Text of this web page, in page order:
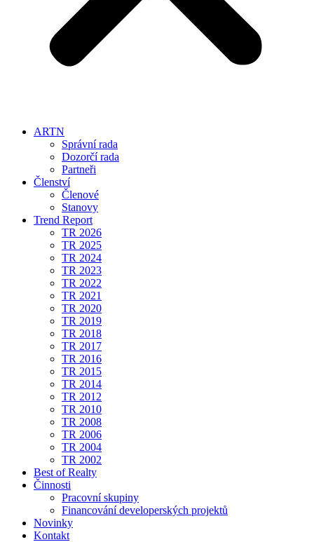
ARTN
Správní rada
Dozorčí rada
Partneři
Členství
Členové
Stanovy
Trend Report
TR 2026
TR 2025
TR 2024
TR 2023
TR 2022
TR 2021
TR 2020
TR 2019
TR 2018
TR 2017
TR 2016
TR 2015
TR 2014
TR 2012
TR 2010
TR 2008
TR 2006
TR 2004
TR 2002
Best of Realty
Činnosti
Pracovní skupiny
Financování developerských projektů
Novinky
Kontakt